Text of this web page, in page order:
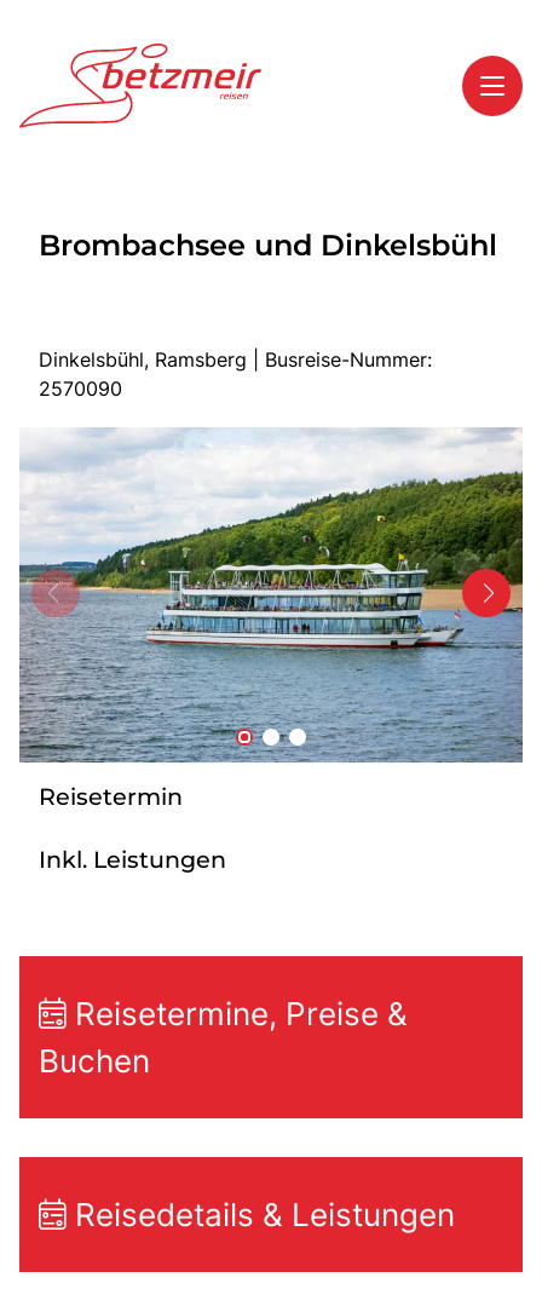
Highlights
Start
Mehrtagesreisen
Tagesreisen
Bus mieten
Service
Kontakt
Brombachsee und Dinkelsbühl
Dinkelsbühl, Ramsberg | Busreise-Nummer:
2570090
Reisetermin
Inkl. Leistungen
Reisetermine, Preise &
Buchen
Reisedetails & Leistungen